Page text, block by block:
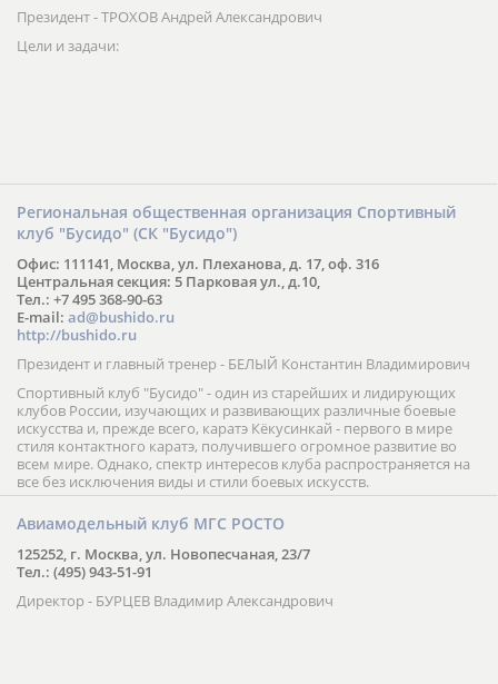
Президент - ТРОХОВ Андрей Александрович
Цели и задачи:
Региональная общественная организация Спортивный
клуб "Бусидо" (СК "Бусидо")
Офис: 111141, Москва, ул. Плеханова, д. 17, оф. 316
Центральная секция: 5 Парковая ул., д.10,
Тел.: +7 495 368-90-63
E-mail: ad@bushido.ru
http://bushido.ru
Президент и главный тренер - БЕЛЫЙ Константин Владимирович
Спортивный клуб "Бусидо" - один из старейших и лидирующих
клубов России, изучающих и развивающих различные боевые
искусства и, прежде всего, каратэ Кёкусинкай - первого в мире
стиля контактного каратэ, получившего огромное развитие во
всем мире. Однако, спектр интересов клуба распространяется на
все без исключения виды и стили боевых искусств.
Авиамодельный клуб МГС РОСТО
125252, г. Москва, ул. Новопесчаная, 23/7
Тел.: (495) 943-51-91
Директор - БУРЦЕВ Владимир Александрович